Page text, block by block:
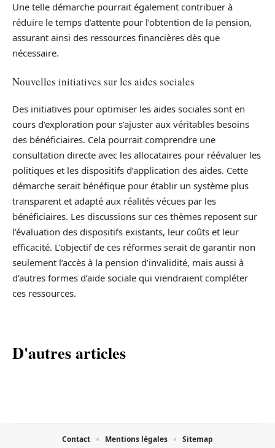
Une telle démarche pourrait également contribuer à
réduire le temps d’attente pour l’obtention de la pension,
assurant ainsi des ressources financières dès que
nécessaire.
Nouvelles initiatives sur les aides sociales
Des initiatives pour optimiser les aides sociales sont en
cours d’exploration pour s’ajuster aux véritables besoins
des bénéficiaires. Cela pourrait comprendre une
consultation directe avec les allocataires pour réévaluer les
politiques et les dispositifs d’application des aides. Cette
démarche serait bénéfique pour établir un système plus
transparent et adapté aux réalités vécues par les
bénéficiaires. Les discussions sur ces thèmes reposent sur
l’évaluation des dispositifs existants, leur coûts et leur
efficacité. L’objectif de ces réformes serait de garantir non
seulement l’accès à la pension d’invalidité, mais aussi à
d’autres formes d’aide sociale qui viendraient compléter
ces ressources.
D'autres articles
Contact Mentions légales Sitemap